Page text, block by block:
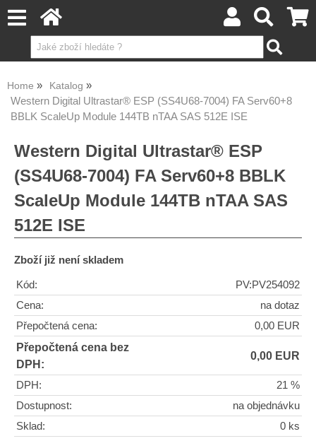
Home Katalog
Western Digital Ultrastar® ESP (SS4U68-7004) FA Serv60+8
BBLK ScaleUp Module 144TB nTAA SAS 512E ISE
Western Digital Ultrastar® ESP
(SS4U68-7004) FA Serv60+8 BBLK
ScaleUp Module 144TB nTAA SAS
512E ISE
Zboží již není skladem
Kód:
PV:PV254092
Cena:
na dotaz
Přepočtená cena:
0,00 EUR
Přepočtená cena bez
DPH:
0,00 EUR
DPH:
21 %
Dostupnost:
na objednávku
Sklad:
0 ks